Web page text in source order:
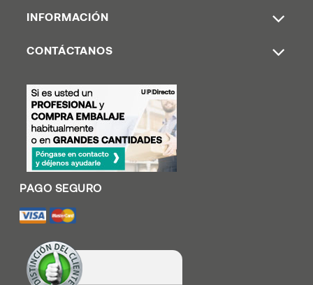
INFORMACIÓN
CONTÁCTANOS